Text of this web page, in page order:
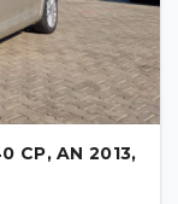
CP, AN 2013,